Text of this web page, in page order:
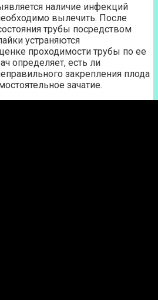
наличие инфекций
вылечить. После
трубы посредством
устраняются
проходимости трубы по ее
определяет, есть ли
закрепления плода
зачатие.